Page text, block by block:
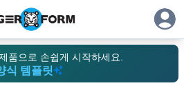
품으로 손쉽게 시작하세요.
식 템플릿